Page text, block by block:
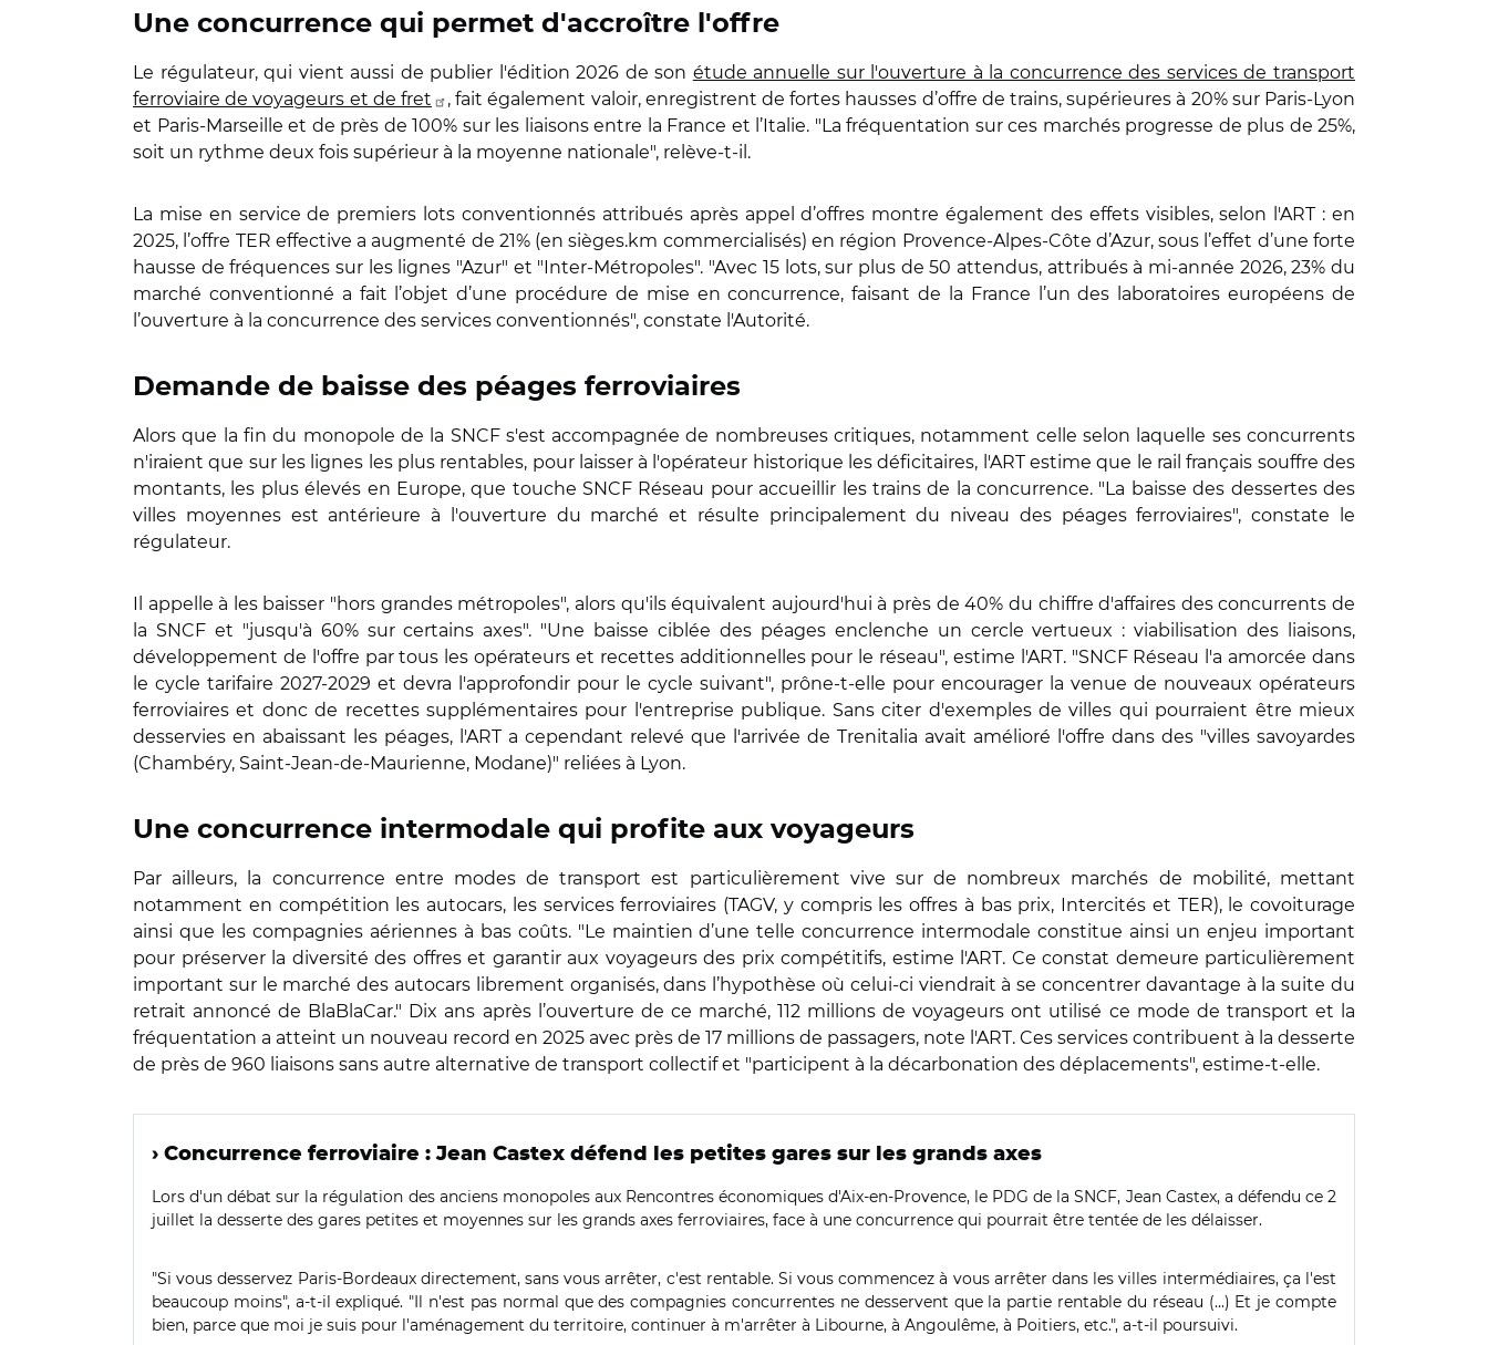
Une concurrence qui permet d'accroître l'offre
Le régulateur, qui vient aussi de publier l'édition 2026 de son étude annuelle sur l'ouverture à la concurrence des services de transport
ferroviaire de voyageurs et de fret
, fait également valoir, enregistrent de fortes hausses d’offre de trains, supérieures à 20% sur Paris‑Lyon
et Paris‑Marseille et de près de 100% sur les liaisons entre la France et l’Italie. "La fréquentation sur ces marchés progresse de plus de 25%,
soit un rythme deux fois supérieur à la moyenne nationale", relève-t-il.
La mise en service de premiers lots conventionnés attribués après appel d’offres montre également des effets visibles, selon l'ART : en
2025, l’offre TER effective a augmenté de 21% (en sièges.km commercialisés) en région Provence-Alpes-Côte d’Azur, sous l’effet d’une forte
hausse de fréquences sur les lignes "Azur" et "Inter-Métropoles". "Avec 15 lots, sur plus de 50 attendus, attribués à mi‑année 2026, 23% du
marché conventionné a fait l’objet d’une procédure de mise en concurrence, faisant de la France l’un des laboratoires européens de
l’ouverture à la concurrence des services conventionnés", constate l'Autorité.
Demande de baisse des péages ferroviaires
Alors que la fin du monopole de la SNCF s'est accompagnée de nombreuses critiques, notamment celle selon laquelle ses concurrents
n'iraient que sur les lignes les plus rentables, pour laisser à l'opérateur historique les déficitaires, l'ART estime que le rail français souffre des
montants, les plus élevés en Europe, que touche SNCF Réseau pour accueillir les trains de la concurrence. "La baisse des dessertes des
villes moyennes est antérieure à l'ouverture du marché et résulte principalement du niveau des péages ferroviaires", constate le
régulateur.
Il appelle à les baisser "hors grandes métropoles", alors qu'ils équivalent aujourd'hui à près de 40% du chiffre d'affaires des concurrents de
la SNCF et "jusqu'à 60% sur certains axes". "Une baisse ciblée des péages enclenche un cercle vertueux : viabilisation des liaisons,
développement de l'offre par tous les opérateurs et recettes additionnelles pour le réseau", estime l'ART. "SNCF Réseau l'a amorcée dans
le cycle tarifaire 2027-2029 et devra l'approfondir pour le cycle suivant", prône-t-elle pour encourager la venue de nouveaux opérateurs
ferroviaires et donc de recettes supplémentaires pour l'entreprise publique. Sans citer d'exemples de villes qui pourraient être mieux
desservies en abaissant les péages, l'ART a cependant relevé que l'arrivée de Trenitalia avait amélioré l'offre dans des "villes savoyardes
(Chambéry, Saint-Jean-de-Maurienne, Modane)" reliées à Lyon.
Une concurrence intermodale qui profite aux voyageurs
Par ailleurs, la concurrence entre modes de transport est particulièrement vive sur de nombreux marchés de mobilité, mettant
notamment en compétition les autocars, les services ferroviaires (TAGV, y compris les offres à bas prix, Intercités et TER), le covoiturage
ainsi que les compagnies aériennes à bas coûts. "Le maintien d’une telle concurrence intermodale constitue ainsi un enjeu important
pour préserver la diversité des offres et garantir aux voyageurs des prix compétitifs, estime l'ART. Ce constat demeure particulièrement
important sur le marché des autocars librement organisés, dans l’hypothèse où celui-ci viendrait à se concentrer davantage à la suite du
retrait annoncé de BlaBlaCar." Dix ans après l’ouverture de ce marché, 112 millions de voyageurs ont utilisé ce mode de transport et la
fréquentation a atteint un nouveau record en 2025 avec près de 17 millions de passagers, note l'ART. Ces services contribuent à la desserte
de près de 960 liaisons sans autre alternative de transport collectif et "participent à la décarbonation des déplacements", estime-t-elle.
› Concurrence ferroviaire : Jean Castex défend les petites gares sur les grands axes
Lors d'un débat sur la régulation des anciens monopoles aux Rencontres économiques d'Aix-en-Provence, le PDG de la SNCF, Jean Castex, a défendu ce 2
juillet la desserte des gares petites et moyennes sur les grands axes ferroviaires, face à une concurrence qui pourrait être tentée de les délaisser.
"Si vous desservez Paris-Bordeaux directement, sans vous arrêter, c'est rentable. Si vous commencez à vous arrêter dans les villes intermédiaires, ça l'est
beaucoup moins", a-t-il expliqué. "Il n'est pas normal que des compagnies concurrentes ne desservent que la partie rentable du réseau (...) Et je compte
bien, parce que moi je suis pour l'aménagement du territoire, continuer à m'arrêter à Libourne, à Angoulême, à Poitiers, etc.", a-t-il poursuivi.